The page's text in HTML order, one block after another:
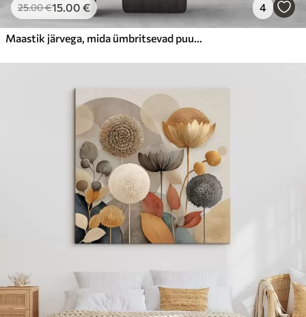
25.00€15.00 € 4
Maastik järvega, mida ümbritsevad puud ja mäed taustal, oranž taevas koos päikesega